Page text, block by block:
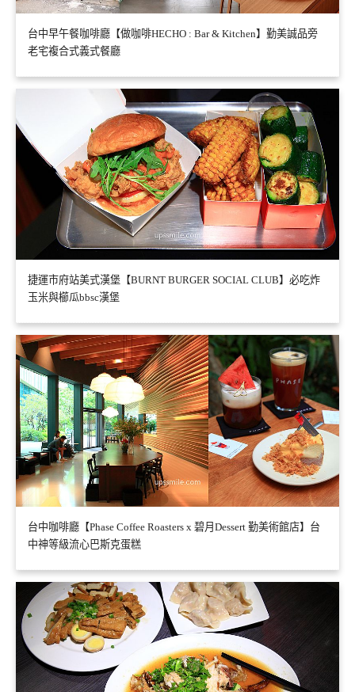
台中早午餐咖啡廳【做咖啡HECHO : Bar & Kitchen】勤美誠品旁
老宅複合式義式餐廳
捷運市府站美式漢堡【BURNT BURGER SOCIAL CLUB】必吃炸
玉米與櫛瓜bbsc漢堡
台中咖啡廳【Phase Coffee Roasters x 碧月Dessert 勤美術館店】台
中神等級流心巴斯克蛋糕